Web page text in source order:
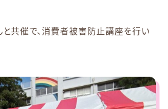
共催で、消費者被害防止講座を行い